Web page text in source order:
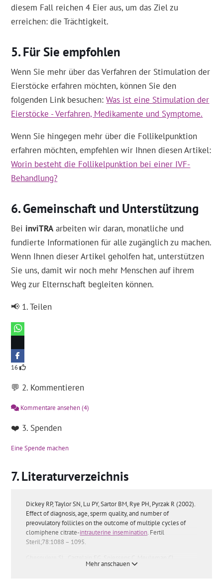
diesem Fall reichen 4 Eier aus, um das Ziel zu
erreichen: die Trächtigkeit.
Für Sie empfohlen
Wenn Sie mehr über das Verfahren der Stimulation der
Eierstöcke erfahren möchten, können Sie den
folgenden Link besuchen:Was ist eine Stimulation der
Eierstöcke - Verfahren, Medikamente und Symptome.
Wenn Sie hingegen mehr über die Follikelpunktion
erfahren möchten, empfehlen wir Ihnen diesen Artikel:
Worin besteht die Follikelpunktion bei einer IVF-
Behandlung?
Gemeinschaft und Unterstützung
Bei inviTRA arbeiten wir daran, monatliche und
fundierte Informationen für alle zugänglich zu machen.
Wenn Ihnen dieser Artikel geholfen hat, unterstützen
Sie uns, damit wir noch mehr Menschen auf ihrem
Weg zur Elternschaft begleiten können.
📢 1. Teilen
16
💬 2. Kommentieren
Kommentare ansehen(4)
❤️ 3. Spenden
Eine Spende machen
Literaturverzeichnis
Dickey RP, Taylor SN, Lu PY, Sartor BM, Rye PH, Pyrzak R (2002).
Effect of diagnosis, age, sperm quality, and number of
preovulatory follicles on the outcome of multiple cycles of
clomiphene citrate-intrauterine insemination. Fertil
Steril;78:1088 – 1095.
D’Hooghe TM. Relationship between follicle number and
Mehr anschauen